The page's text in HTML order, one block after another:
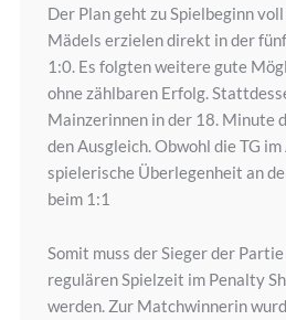
Der Plan geht zu Spielbeginn
Mädels erzielen direkt in der
1:0. Es folgten weitere gute
ohne zählbaren Erfolg.
Mainzerinnen in der 18. Minute
den Ausgleich. Obwohl die TG
spielerische Überlegenheit an
beim 1:1
Somit muss der Sieger der
regulären Spielzeit im Penalty
werden. Zur Matchwinnerin